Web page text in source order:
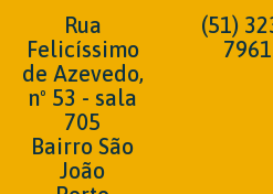
Rua
Felicíssimo
de Azevedo,
nº 53 - sala
705
Bairro São
João
(51)
7961